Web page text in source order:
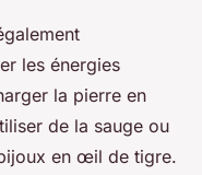
les énergies
la pierre en
de la sauge ou
en œil de tigre.